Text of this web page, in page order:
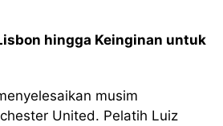
hingga Keinginan untuk
musim
United. Pelatih Luiz